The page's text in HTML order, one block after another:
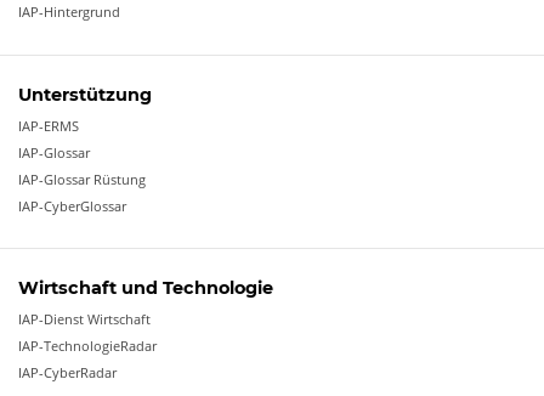
IAP-Hintergrund
Unterstützung
IAP-ERMS
IAP-Glossar
IAP-Glossar Rüstung
IAP-CyberGlossar
Wirtschaft und Technologie
IAP-Dienst Wirtschaft
IAP-TechnologieRadar
IAP-CyberRadar